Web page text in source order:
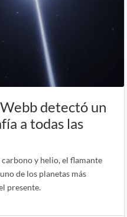
detectó un
a todas las
y helio, el flamante
de los planetas más
presente.